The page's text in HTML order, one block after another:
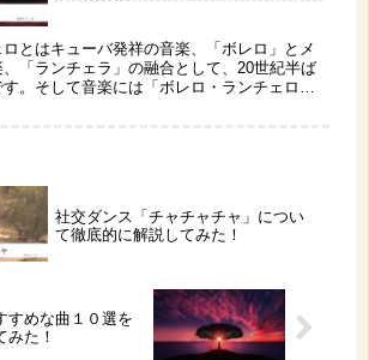
とはキューバ発祥の音楽、「ボレロ」とメ
「ランチェラ」の融合として、20世紀半ば
。そして音楽には「ボレロ・ランチェロの
社交ダンス「チャチャチャ」につい
て徹底的に解説してみた！
すめな曲１０選を
みた！